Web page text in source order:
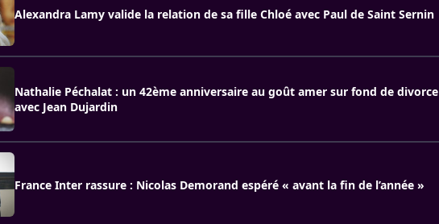
Alexandra Lamy valide la relation de sa fille Chloé avec Paul de Saint Sernin
Nathalie Péchalat : un 42ème anniversaire au goût amer sur fond de divorce
avec Jean Dujardin
France Inter rassure : Nicolas Demorand espéré « avant la fin de l’année »